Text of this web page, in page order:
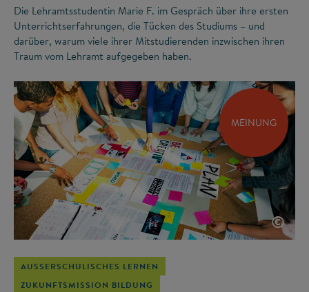
Die Lehramtsstudentin Marie F. im Gespräch über ihre ersten
Unterrichtserfahrungen, die Tücken des Studiums – und
darüber, warum viele ihrer Mitstudierenden inzwischen ihren
Traum vom Lehramt aufgegeben haben.
MEINUNG
©
AUSSERSCHULISCHES LERNEN
ZUKUNFTSMISSION BILDUNG